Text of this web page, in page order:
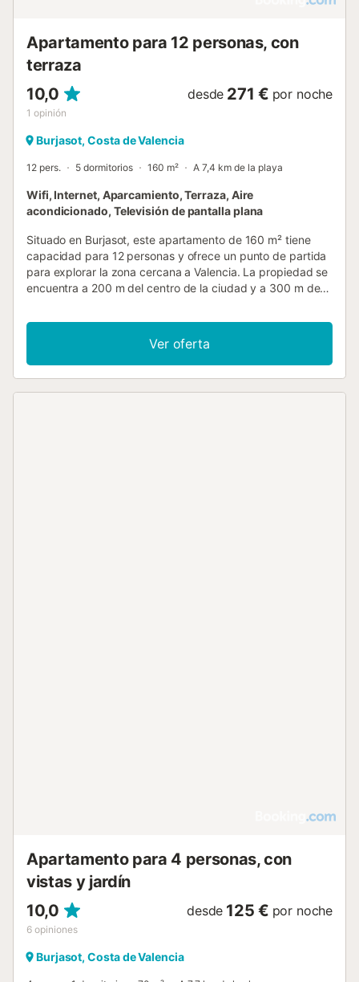
Apartamento para 12 personas, con
terraza
10,0
1 opinión
desde 271 € por noche
Burjasot, Costa de Valencia
12 pers. 5 dormitorios 160 m² A 7,4 km de la playa
Wifi, Internet, Aparcamiento, Terraza, Aire
acondicionado, Televisión de pantalla plana
Situado en Burjasot, este apartamento de 160 m² tiene
capacidad para 12 personas y ofrece un punto de partida
para explorar la zona cercana a Valencia. La propiedad se
encuentra a 200 m del centro de la ciudad y a 300 m de la
región. La distribución incluye 5 dormitorios, 3 baños y una
cocina totalmente equipada. Las opciones para dormir
consisten en una combinación de camas dobles, camas
individuales y un sofá cama, adaptadas para grupos. El
Ver oferta
Apartamento para 4 personas, con
vistas y jardín
10,0
6 opiniones
desde 125 € por noche
Burjasot, Costa de Valencia